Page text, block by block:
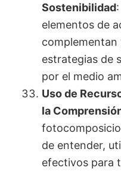
Sostenibilidad
elementos de
complementan
estrategias de
por el medio
Uso de
la
de entender,
efectivos para